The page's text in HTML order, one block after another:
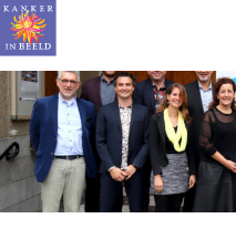
Sla
navigatie
over
HOME
WAT WE DOEN
ACTIVITEITEN